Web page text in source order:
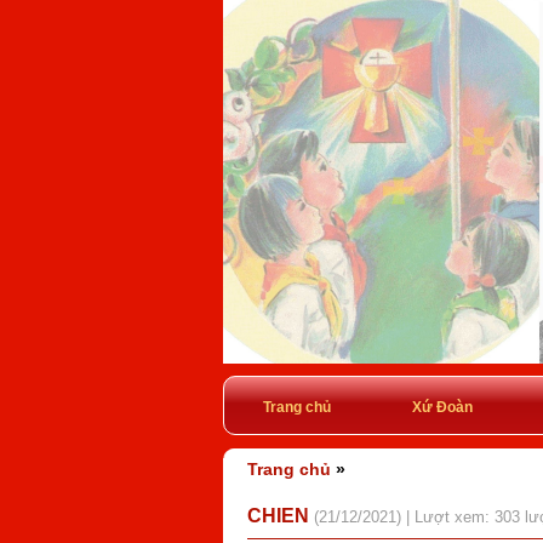
Trang chủ Xứ Đoàn
Trang chủ »
CHIEN (21/12/2021) | Lượt xem: 303